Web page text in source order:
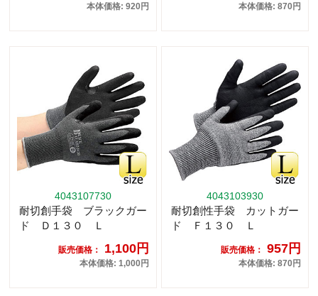
本体価格: 920円 本体価格: 870円
4043107730
耐切創手袋 ブラックガー
ド Ｄ１３０ Ｌ
販売価格： 1,100円
本体価格: 1,000円
4043103930
耐切創性手袋 カットガー
ド Ｆ１３０ Ｌ
販売価格： 957円
本体価格: 870円